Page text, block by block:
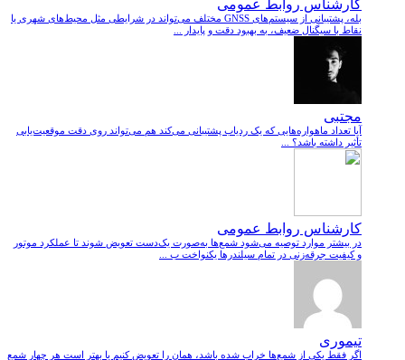
کارشناس روابط عمومی
بله، پشتیبانی از سیستم‌های GNSS مختلف می‌تواند در شرایطی مثل محیط‌های شهری یا
نقاط با سیگنال ضعیف، به بهبود دقت و پایدار ...
مجتبی
آیا تعداد ماهواره‌هایی که یک ردیاب پشتیبانی می‌کند هم می‌تواند روی دقت موقعیت‌یابی
تأثیر داشته باشد؟ ...
کارشناس روابط عمومی
در بیشتر موارد توصیه می‌شود شمع‌ها به‌صورت یک‌دست تعویض شوند تا عملکرد موتور
و کیفیت جرقه‌زنی در تمام سیلندرها یکنواخت ب ...
تیموری
اگر فقط یکی از شمع‌ها خراب شده باشد، همان را تعویض کنیم یا بهتر است هر چهار شمع